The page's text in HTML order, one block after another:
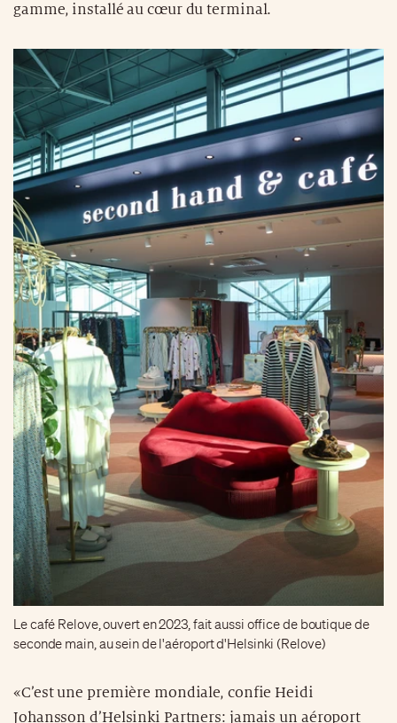
gamme, installé au cœur du terminal.
Le café Relove, ouvert en 2023, fait aussi office de boutique de
seconde main, au sein de l'aéroport d'Helsinki (Relove)
«C’est une première mondiale, confie Heidi
Johansson d’Helsinki Partners: jamais un aéroport